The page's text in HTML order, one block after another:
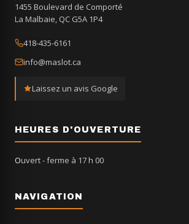
1455 Boulevard de Comporté
La Malbaie, QC G5A 1P4
418-435-6161
info@maslot.ca
Laissez un avis Google
HEURES D'OUVERTURE
Ouvert- ferme à 17 h 00
NAVIGATION